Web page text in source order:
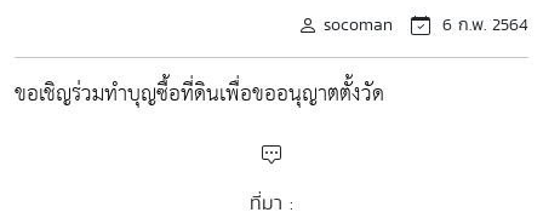
socoman 6 ก.พ. 2564
ขอเชิญร่วมทำบุญซื้อที่ดินเพื่อขออนุญาตตั้งวัด
ที่มา :